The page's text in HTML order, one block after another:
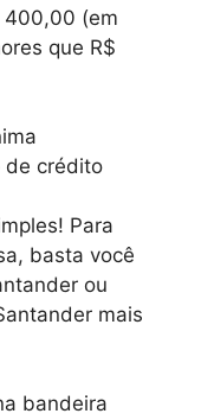
400,00 (em
que R$
de crédito
Para
basta você
ou
mais
bandeira